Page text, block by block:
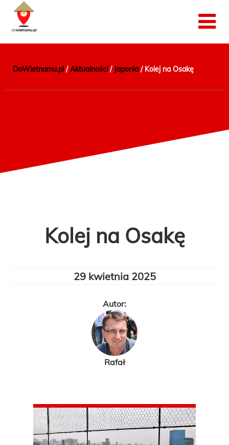
DoWietnamu.pl /Aktualności / Japonia / Kolej na Osakę
Kolej na Osakę
29 kwietnia 2025
Autor:
Rafał